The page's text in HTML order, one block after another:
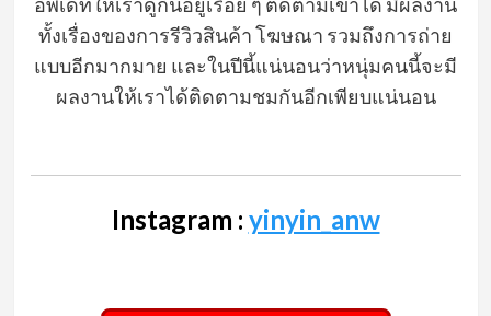
ทั้งเรื่องของการรีวิวสินค้า โฆษณา รวมถึงการถ่าย
แบบอีกมากมาย และในปีนี้แน่นอนว่าหนุ่มคนนี้จะมี
ผลงานให้เราได้ติดตามชมกันอีกเพียบแน่นอน
Instagram : yinyin_anw